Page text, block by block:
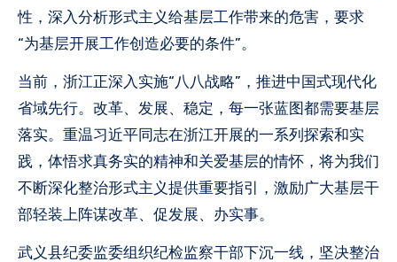
性，深入分析形式主义给基层工作带来的危害，要求
“为基层开展工作创造必要的条件”。
当前，浙江正深入实施“八八战略”，推进中国式现代化
省域先行。改革、发展、稳定，每一张蓝图都需要基层
落实。重温习近平同志在浙江开展的一系列探索和实
践，体悟求真务实的精神和关爱基层的情怀，将为我们
不断深化整治形式主义提供重要指引，激励广大基层干
部轻装上阵谋改革、促发展、办实事。
武义县纪委监委组织纪检监察干部下沉一线，坚决整治